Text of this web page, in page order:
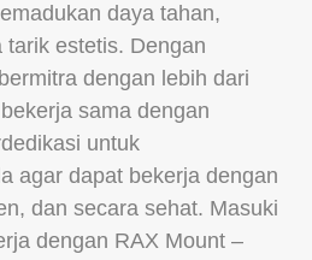
daya tahan,
estetis. Dengan
dengan lebih dari
sama dengan
untuk
agar dapat bekerja dengan
dan secara sehat. Masuki
dengan RAX Mount –